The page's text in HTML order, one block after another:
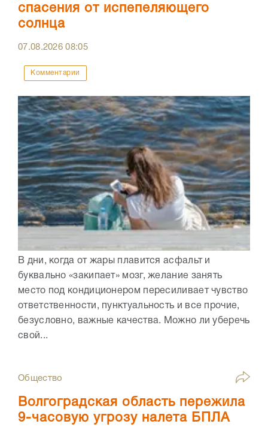
спасения от испепеляющего
солнца
07.08.202608:05
Комментарии
В дни, когда от жары плавится асфальт и
буквально «закипает» мозг, желание занять
место под кондиционером пересиливает чувство
ответственности, пунктуальность и все прочие,
безусловно, важные качества. Можно ли уберечь
свой...
Общество
Волгоградская область пережила
9-часовую угрозу налета БПЛА